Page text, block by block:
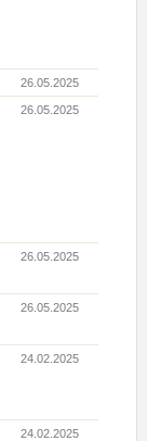
26.05.2025
26.05.2025
26.05.2025
26.05.2025
24.02.2025
24.02.2025